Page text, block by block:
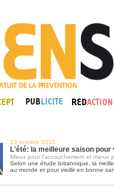
13 octobre 2015
L'été: la meilleure saison pour
Mieux pour l'accouchement et mieux
Selon une étude britannique, la
au monde et pour vieillir en bonne